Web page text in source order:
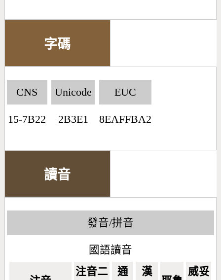
字碼
CNS
15-7B22
Unicode
2B3E1
EUC
8EAFFBA2
讀音
發音/拼音
國語讀音
注音二 通 漢 威妥